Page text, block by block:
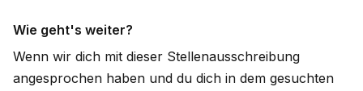
Wie geht's weiter?
Wenn wir dich mit dieser Stellenausschreibung
angesprochen haben und du dich in dem gesuchten